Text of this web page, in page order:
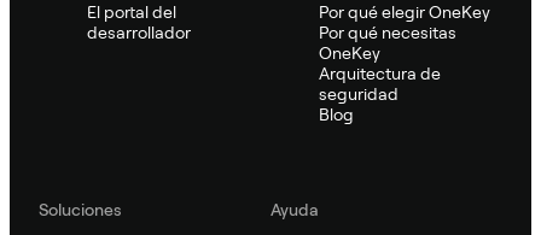
El portal del
desarrollador
Por qué elegir OneKey
Por qué necesitas
OneKey
Arquitectura de
seguridad
Blog
Soluciones
Ayuda